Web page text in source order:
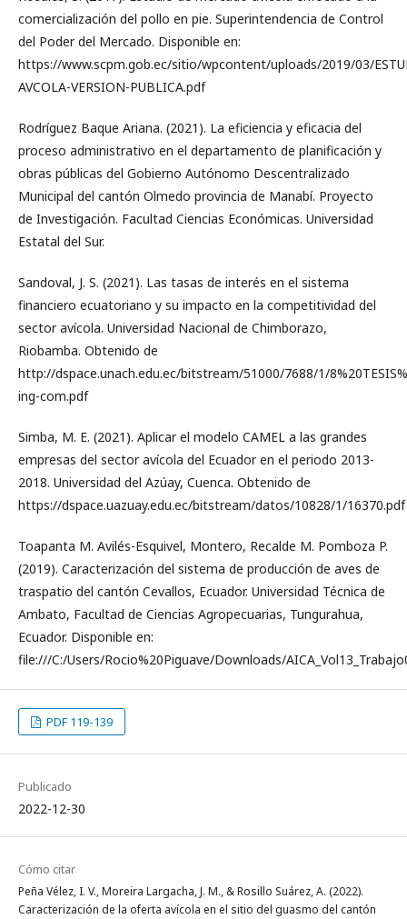
comercialización del pollo en pie. Superintendencia de Control
del Poder del Mercado. Disponible en:
https://www.scpm.gob.ec/sitio/wpcontent/uploads/2019/03/
AVCOLA-VERSION-PUBLICA.pdf
Rodríguez Baque Ariana. (2021). La eficiencia y eficacia del
proceso administrativo en el departamento de planificación y
obras públicas del Gobierno Autónomo Descentralizado
Municipal del cantón Olmedo provincia de Manabí. Proyecto
de Investigación. Facultad Ciencias Económicas. Universidad
Estatal del Sur.
Sandoval, J. S. (2021). Las tasas de interés en el sistema
financiero ecuatoriano y su impacto en la competitividad del
sector avícola. Universidad Nacional de Chimborazo,
Riobamba. Obtenido de
http://dspace.unach.edu.ec/bitstream/51000/7688/1/
ing-com.pdf
Simba, M. E. (2021). Aplicar el modelo CAMEL a las grandes
empresas del sector avícola del Ecuador en el periodo 2013-
2018. Universidad del Azúay, Cuenca. Obtenido de
https://dspace.uazuay.edu.ec/bitstream/datos/10828/1/16370.pdf
Toapanta M. Avilés-Esquivel, Montero, Recalde M. Pomboza P.
(2019). Caracterización del sistema de producción de aves de
traspatio del cantón Cevallos, Ecuador. Universidad Técnica de
Ambato, Facultad de Ciencias Agropecuarias, Tungurahua,
Ecuador. Disponible en:
file:///C:/Users/Rocio%20Piguave/Downloads/
PDF 119-139
Publicado
2022-12-30
Cómo citar
Peña Vélez, I. V., Moreira Largacha, J. M., & Rosillo Suárez, A. (2022).
Caracterización de la oferta avícola en el sitio del guasmo del cantón